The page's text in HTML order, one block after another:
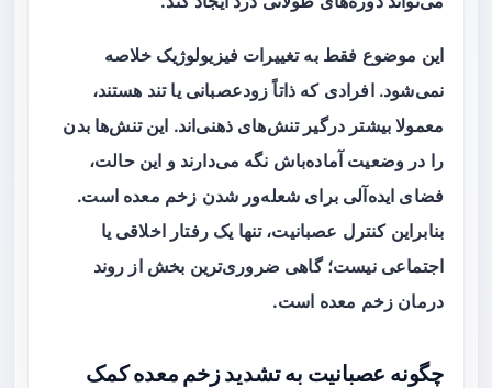
این موضوع فقط به تغییرات فیزیولوژیک خلاصه
نمی‌شود. افرادی که ذاتاً زودعصبانی یا تند هستند،
معمولا بیشتر درگیر تنش‌های ذهنی‌اند. این تنش‌ها بدن
را در وضعیت آماده‌باش نگه می‌دارند و این حالت،
فضای ایده‌آلی برای شعله‌ور شدن زخم معده است.
بنابراین کنترل عصبانیت، تنها یک رفتار اخلاقی یا
اجتماعی نیست؛ گاهی ضروری‌ترین بخش از روند
درمان زخم معده است.
چگونه عصبانیت به تشدید زخم معده کمک